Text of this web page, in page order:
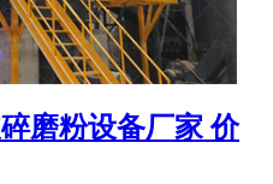
磨粉设备厂家 价